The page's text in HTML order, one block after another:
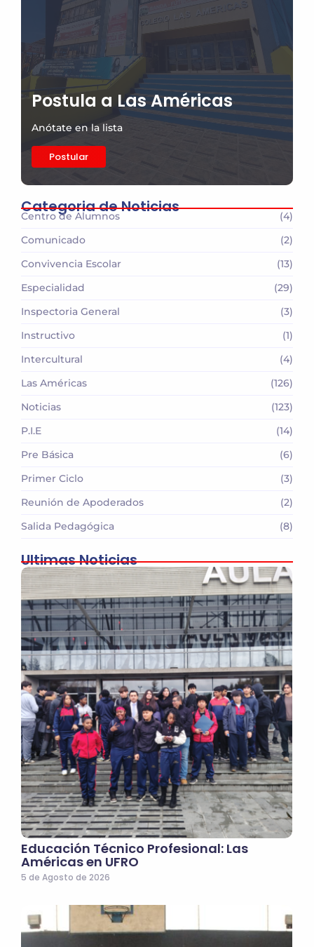
Postula a Las Américas
Anótate en la lista
Postular
Categoria de Noticias
Centro de Alumnos
(4)
Comunicado
(2)
Convivencia Escolar
(13)
Especialidad
(29)
Inspectoria General
(3)
Instructivo
(1)
Intercultural
(4)
Las Américas
(126)
Noticias
(123)
P.I.E
(14)
Pre Básica
(6)
Primer Ciclo
(3)
Reunión de Apoderados
(2)
Salida Pedagógica
(8)
Ultimas Noticias
Educación Técnico Profesional: Las
Américas en UFRO
5 de Agosto de 2026